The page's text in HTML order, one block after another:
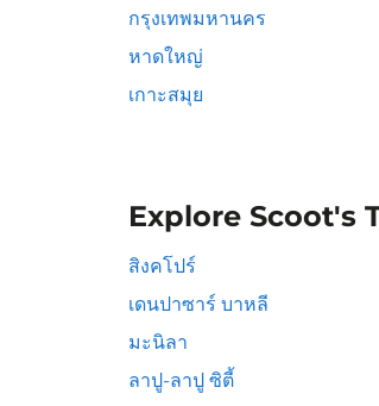
กรุงเทพมหานคร
หาดใหญ่
เกาะสมุย
Explore Scoot's
สิงคโปร์
เดนปาซาร์ บาหลี
มะนิลา
ลาปู-ลาปู ซิตี้